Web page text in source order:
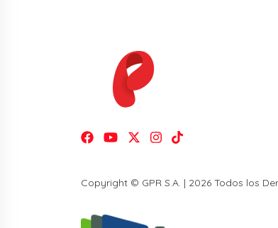
Copyright © GPR S.A. | 2026 Todos los